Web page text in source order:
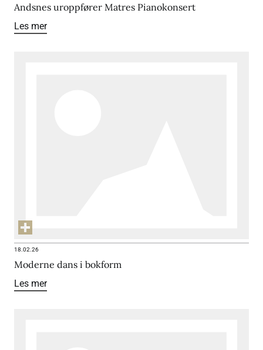
Andsnes uroppfører Matres Pianokonsert
Les mer
18.02.26
Moderne dans i bokform
Les mer